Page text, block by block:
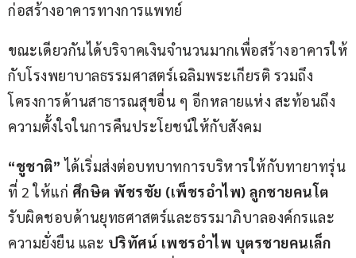
ก่อสร้างอาคารทางการแพทย์
ขณะเดียวกันได้บริจาคเงินจำนวนมากเพื่อสร้างอาคารให้
กับโรงพยาบาลธรรมศาสตร์เฉลิมพระเกียรติ รวมถึง
โครงการด้านสาธารณสุขอื่น ๆ อีกหลายแห่ง สะท้อนถึง
ความตั้งใจในการคืนประโยชน์ให้กับสังคม
“ชูชาติ” ได้เริ่มส่งต่อบทบาทการบริหารให้กับทายาทรุ่น
ที่ 2 ให้แก่ ศึกษิต พัชรชัย (เพ็ชรอำไพ) ลูกชายคนโต
รับผิดชอบด้านยุทธศาสตร์และธรรมาภิบาลองค์กรและ
ความยั่งยืน และ ปริทัศน์ เพชรอำไพ บุตรชายคนเล็ก